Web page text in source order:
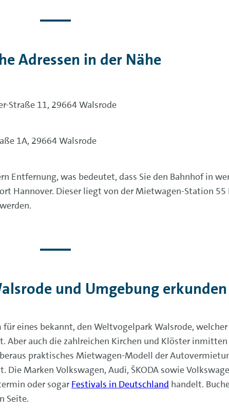
Adressen in der Nähe
Straße 11, 29664 Walsrode
1A, 29664 Walsrode
Entfernung, was bedeutet, dass Sie den Bahnhof in
Hannover. Dieser liegt von der Mietwagen-Station
und Umgebung erkunden
eines bekannt, den Weltvogelpark Walsrode,
auch die zahlreichen Kirchen und Klöster
praktisches Mietwagen-Modell der
Marken Volkswagen, Audi, ŠKODA sowie
oder sogar Festivals in Deutschland handelt.
Seite.